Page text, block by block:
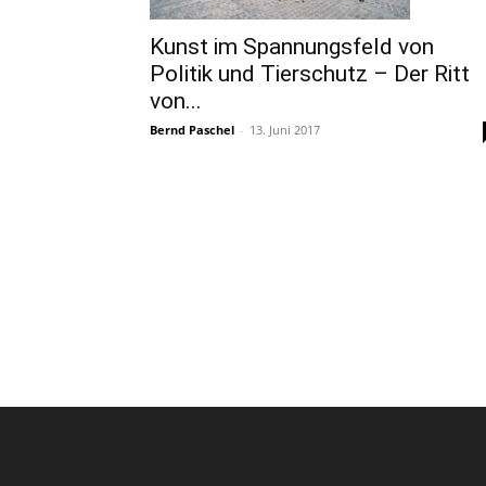
Kunst im Spannungsfeld von
Politik und Tierschutz – Der Ritt
von...
Bernd Paschel - 13. Juni 2017